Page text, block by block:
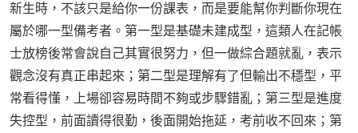
新生時，不該只是給你一份課表，而是要能幫你判斷你現在
屬於哪一型備考者。第一型是基礎未建成型，這類人在記帳
士放榜後常會說自己其實很努力，但一做綜合題就亂，表示
觀念沒有真正串起來；第二型是理解有了但輸出不穩型，平
常看得懂，上場卻容易時間不夠或步驟錯亂；第三型是進度
失控型，前面讀得很勤，後面開始拖延，考前收不回來；第